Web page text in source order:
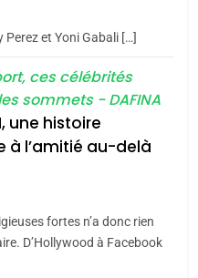
génocide, je dis
La nouvelle
de Boy George
et Yoni Gabali […]
ces célébrités
sommets - DAFINA
une histoire
à l’amitié au-delà
fortes n’a donc rien
D’Hollywood à Facebook
selon le rapport
ET RÉSILIENTE :
JE REVENDIQUE
par Thérèse
MANQUE –